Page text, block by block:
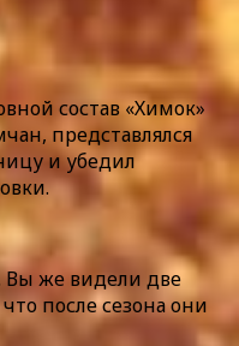
состав «Химок»
представлялся
и убедил
Вы же видели две
после сезона они